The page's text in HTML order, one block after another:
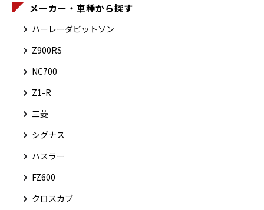
メーカー・車種から探す
ハーレーダビットソン
Z900RS
NC700
Z1-R
三菱
シグナス
ハスラー
FZ600
クロスカブ